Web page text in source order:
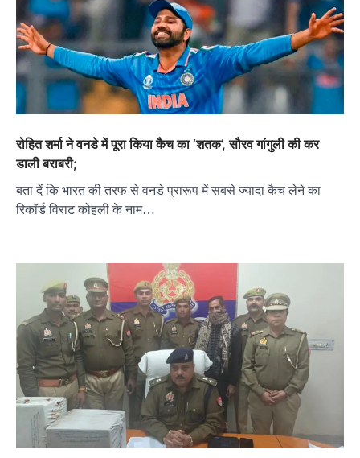
रोहित शर्मा ने वनडे में पूरा किया कैच का ‘शतक’, सौरव गांगुली की कर
डाली बराबरी;
बता दें कि भारत की तरफ से वनडे प्रारूप में सबसे ज्‍यादा कैच लेने का
रिकॉर्ड विराट कोहली के नाम…